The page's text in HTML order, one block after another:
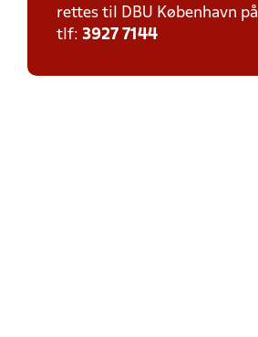
rettes til DBU København på
tlf: 3927 7144